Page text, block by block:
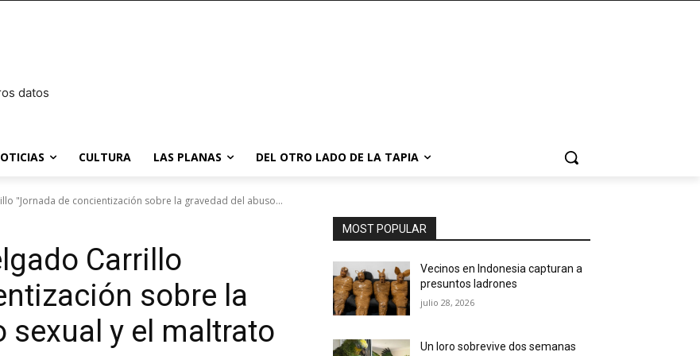
datos
CULTURA LAS PLANAS DEL OTRO LADO DE LA TAPIA
"Jornada de concientización sobre la gravedad del abuso...
Carrillo
sobre la
sexual y el maltrato
MOST POPULAR
Vecinos en Indonesia capturan a
presuntos ladrones
julio 28, 2026
Un loro sobrevive dos semanas